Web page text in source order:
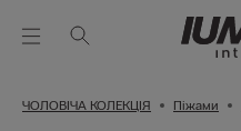
ЧОЛОВІЧА КОЛЕКЦІЯ Піжами